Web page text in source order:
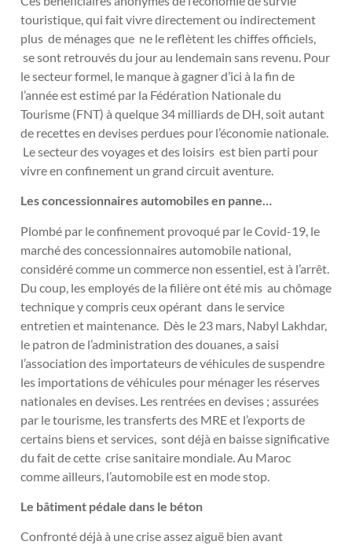
touristique, qui fait vivre directement ou indirectement
plus de ménages que ne le reflètent les chiffes officiels,
se sont retrouvés du jour au lendemain sans revenu. Pour
le secteur formel, le manque à gagner d’ici à la fin de
l’année est estimé par la Fédération Nationale du
Tourisme (FNT) à quelque 34 milliards de DH, soit autant
de recettes en devises perdues pour l’économie nationale.
Le secteur des voyages et des loisirs est bien parti pour
vivre en confinement un grand circuit aventure.
Les concessionnaires automobiles en panne…
Plombé par le confinement provoqué par le Covid-19, le
marché des concessionnaires automobile national,
considéré comme un commerce non essentiel, est à l’arrêt.
Du coup, les employés de la filière ont été mis au chômage
technique y compris ceux opérant dans le service
entretien et maintenance. Dès le 23 mars, Nabyl Lakhdar,
le patron de l’administration des douanes, a saisi
l’association des importateurs de véhicules de suspendre
les importations de véhicules pour ménager les réserves
nationales en devises. Les rentrées en devises ; assurées
par le tourisme, les transferts des MRE et l’exports de
certains biens et services, sont déjà en baisse significative
du fait de cette crise sanitaire mondiale. Au Maroc
comme ailleurs, l’automobile est en mode stop.
Le bâtiment pédale dans le béton
Confronté déjà à une crise assez aiguë bien avant